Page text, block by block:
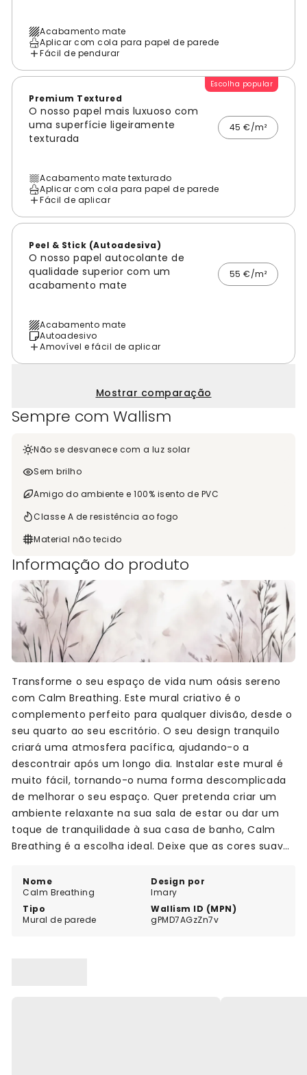
Acabamento mate
Aplicar com cola para papel de parede
Fácil de pendurar
Escolha popular
Premium Textured
O nosso papel mais luxuoso com
uma superfície ligeiramente
texturada
45 €/m²
Acabamento mate texturado
Aplicar com cola para papel de parede
Fácil de aplicar
Peel & Stick (Autoadesiva)
O nosso papel autocolante de
qualidade superior com um
acabamento mate
55 €/m²
Acabamento mate
Autoadesivo
Amovível e fácil de aplicar
Mostrar comparação
Sempre com Wallism
Não se desvanece com a luz solar
Sem brilho
Amigo do ambiente e 100% isento de PVC
Classe A de resistência ao fogo
Material não tecido
Informação do produto
Nome
Calm Breathing
Design por
Imary
Tipo
Mural de parede
Wallism ID (MPN)
gPMD7AGzZn7v
Transforme o seu espaço de vida num oásis sereno
com Calm Breathing. Este mural criativo é o
complemento perfeito para qualquer divisão, desde o
seu quarto ao seu escritório. O seu design tranquilo
criará uma atmosfera pacífica, ajudando-o a
descontrair após um longo dia. Instalar este mural é
muito fácil, tornando-o numa forma descomplicada
de melhorar o seu espaço. Quer pretenda criar um
ambiente relaxante na sua sala de estar ou dar um
toque de tranquilidade à sua casa de banho, Calm
Breathing é a escolha ideal. Deixe que as cores suaves
de serenidade. Eleve a decoração da sua casa e
encontre a sua paz interior com Calm Breathing.